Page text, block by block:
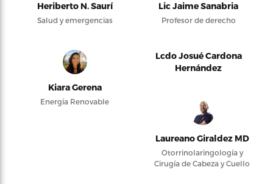
Heriberto N. Saurí
Salud y emergencias
Lic Jaime Sanabria
Profesor de derecho
Kiara Gerena
Energía Renovable
Lcdo Josué Cardona
Hernández
Laureano Giraldez MD
Otorrinolaringología y
Cirugía de Cabeza y Cuello